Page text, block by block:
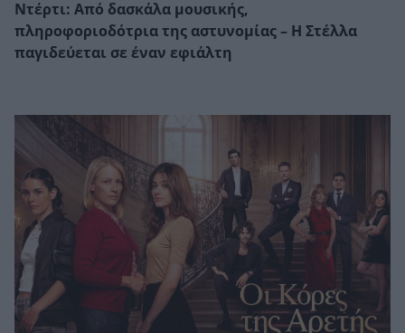
Ντέρτι: Από δασκάλα μουσικής,
πληροφοριοδότρια της αστυνομίας – Η Στέλλα
παγιδεύεται σε έναν εφιάλτη